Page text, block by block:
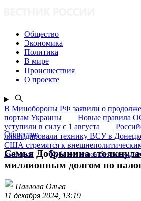
Общество
Экономика
Политика
В мире
Происшествия
О проекте
В Минобороны РФ заявили о
портам Украины
Новые правила
уступили в силу с 1 августа
ликвидировали технику ВСУ в
США стремятся к
выборов
Куба осталась без
Общество
Семья Добрынина
миллионным долгом по
Павлова Ольга
11 декабря 2024, 13:19